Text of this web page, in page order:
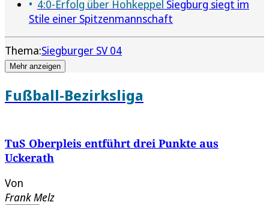
4:0-Erfolg über Hohkeppel Siegburg siegt im
Stile einer Spitzenmannschaft
Thema:Siegburger SV 04
Mehr anzeigen
Fußball-Bezirksliga
TuS Oberpleis entführt drei Punkte aus
Uckerath
Von
Frank Melz